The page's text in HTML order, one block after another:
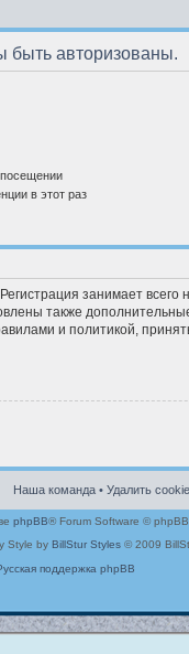
быть авторизованы.
в этот раз
занимает всего
также
и политикой,
Наша команда• Удалить
phpBB® Forum Software ©
Style by BillStur Styles © 2009
поддержка phpBB